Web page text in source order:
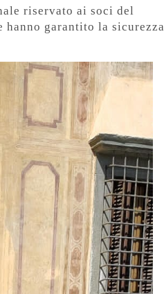
riservato ai soci del
garantito la sicurezza